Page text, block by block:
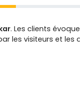
. Les clients
les visiteurs et